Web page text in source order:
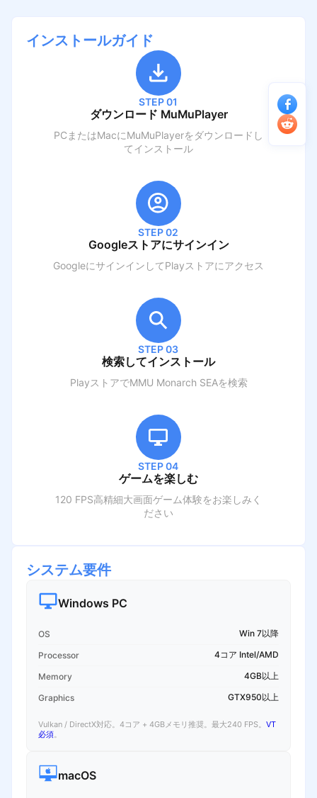
インストールガイド
STEP 01
ダウンロード MuMuPlayer
PCまたはMacにMuMuPlayerをダウンロードし
てインストール
STEP 02
Googleストアにサインイン
GoogleにサインインしてPlayストアにアクセス
STEP 03
検索してインストール
PlayストアでMMU Monarch SEAを検索
STEP 04
ゲームを楽しむ
120 FPS高精細大画面ゲーム体験をお楽しみく
ださい
システム要件
Windows PC
OS Win 7以降
Processor 4コア Intel/AMD
Memory 4GB以上
Graphics GTX950以上
Vulkan / DirectX対応。4コア + 4GBメモリ推奨。最大240 FPS。 VT
必須。
macOS